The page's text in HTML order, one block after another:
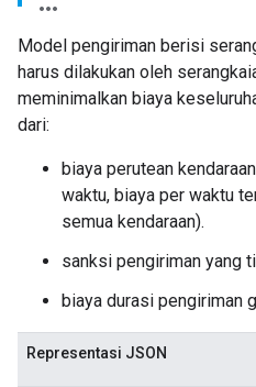
Model pengiriman berisi
harus dilakukan oleh
meminimalkan biaya
dari:
biaya perutean
waktu, biaya per waktu
semua kendaraan).
sanksi pengiriman yang
biaya durasi pengiriman
Representasi JSON